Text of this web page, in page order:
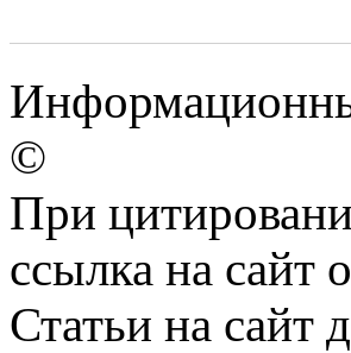
©
При
ссылка на сайт
Статьи на сайт